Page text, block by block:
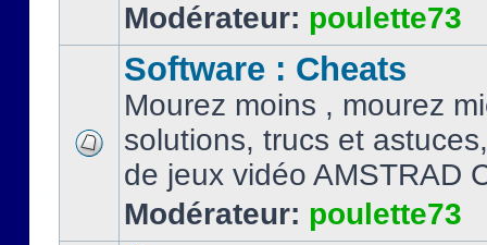
Modérateur: poulette73
Software : Cheats
Mourez moins , mourez
solutions, trucs et
de jeux vidéo AMSTRAD
Modérateur: poulette73